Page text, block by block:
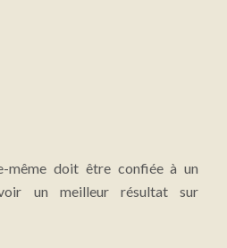
même doit être confiée à un
un meilleur résultat sur